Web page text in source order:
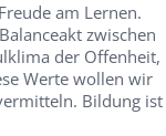
am Lernen.
zwischen
der Offenheit,
Werte wollen wir
Bildung ist